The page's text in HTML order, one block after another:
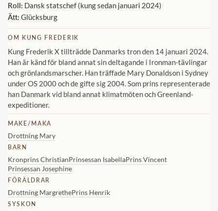
Japanska kejsarhuset
Thailändska kungahuset
Monacos furstehus
Roll: Dansk statschef (kung sedan januari 2024)
Ätt: Glücksburg
OM KUNG FREDERIK
Kung Frederik X tillträdde Danmarks tron den 14 januari 2024.
Han är känd för bland annat sin deltagande i Ironman-tävlingar
och grönlandsmarscher. Han träffade Mary Donaldson i Sydney
under OS 2000 och de gifte sig 2004. Som prins representerade
han Danmark vid bland annat klimatmöten och Greenland-
expeditioner.
MAKE/MAKA
Drottning Mary
BARN
Kronprins ChristianPrinsessan IsabellaPrins Vincent
Prinsessan Josephine
FÖRÄLDRAR
Drottning MargrethePrins Henrik
SYSKON